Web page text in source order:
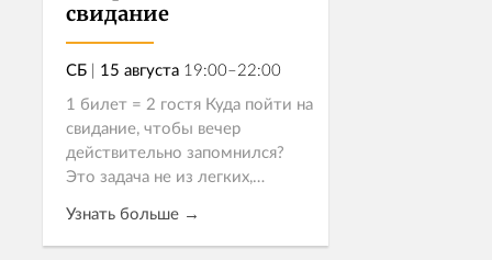
свидание
СБ | 15 августа 19:00–22:00
1 билет = 2 гостя Куда пойти на
свидание, чтобы вечер
действительно запомнился?
Это задача не из легких,
города уже изучены.
Приглашаем вас на
Узнать больше →